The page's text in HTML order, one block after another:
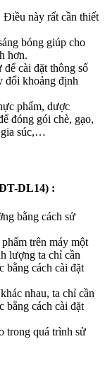
Điều này rất cần thiết
bóng giúp cho
hơn.
cài đặt thông số
đổi khoảng định
phẩm, dược
đóng gói chè, gạo,
gia súc,…
DL14) :
bằng cách sử
trên máy một
lượng ta chỉ cần
bằng cách cài đặt
nhau, ta chỉ cần
bằng cách cài đặt
trong quá trình sử